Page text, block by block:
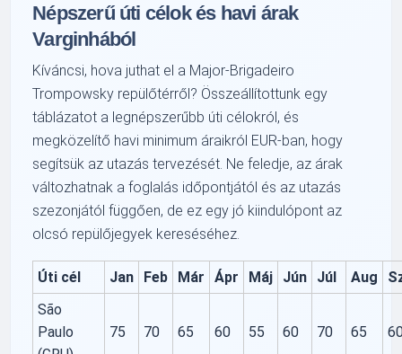
Népszerű úti célok és havi árak
Varginhából
Kíváncsi, hova juthat el a Major-Brigadeiro
Trompowsky repülőtérről? Összeállítottunk egy
táblázatot a legnépszerűbb úti célokról, és
megközelítő havi minimum áraikról EUR-ban, hogy
segítsük az utazás tervezését. Ne feledje, az árak
változhatnak a foglalás időpontjától és az utazás
szezonjától függően, de ez egy jó kiindulópont az
olcsó repülőjegyek kereséséhez.
Úti cél Jan Feb Már Ápr Máj Jún Júl Aug
São
Paulo
75 70 65 60 55 60 70 65